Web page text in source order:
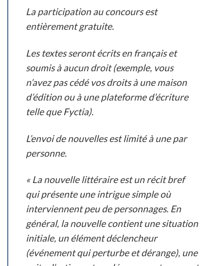
La participation au concours est
entièrement gratuite.
Les textes seront écrits en français et
soumis à aucun droit (exemple, vous
n’avez pas cédé vos droits à une maison
d’édition ou à une plateforme d’écriture
telle que Fyctia).
L’envoi de nouvelles est limité à une par
personne.
« La nouvelle littéraire est un récit bref
qui présente une intrigue simple où
interviennent peu de personnages. En
général, la nouvelle contient une situation
initiale, un élément déclencheur
(événement qui perturbe et dérange), une